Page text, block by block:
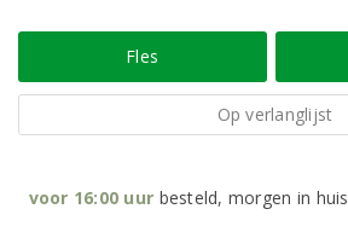
Fles
Op verlanglijst
voor 16:00 uur besteld, morgen in huis